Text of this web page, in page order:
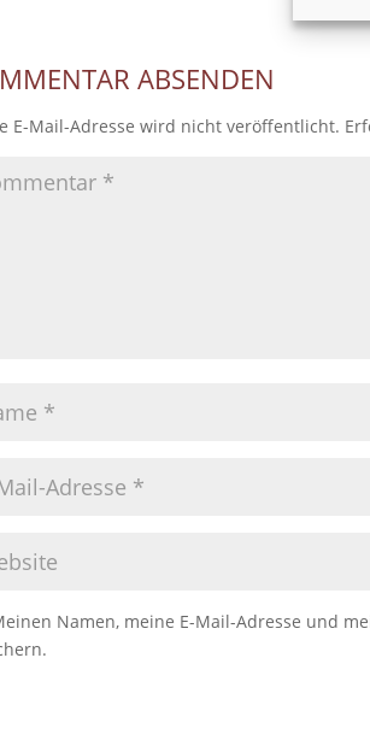
ABSENDEN
E-Mail-Adresse wird nicht veröffentlicht.
Namen, meine E-Mail-Adresse und